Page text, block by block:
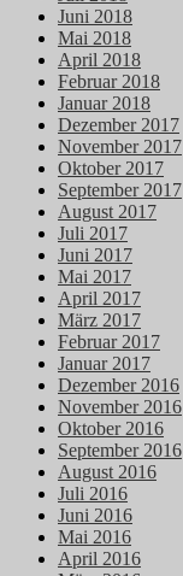
Juni 2018
Mai 2018
April 2018
Februar 2018
Januar 2018
Dezember 2017
November 2017
Oktober 2017
September 2017
August 2017
Juli 2017
Juni 2017
Mai 2017
April 2017
März 2017
Februar 2017
Januar 2017
Dezember 2016
November 2016
Oktober 2016
September 2016
August 2016
Juli 2016
Juni 2016
Mai 2016
April 2016